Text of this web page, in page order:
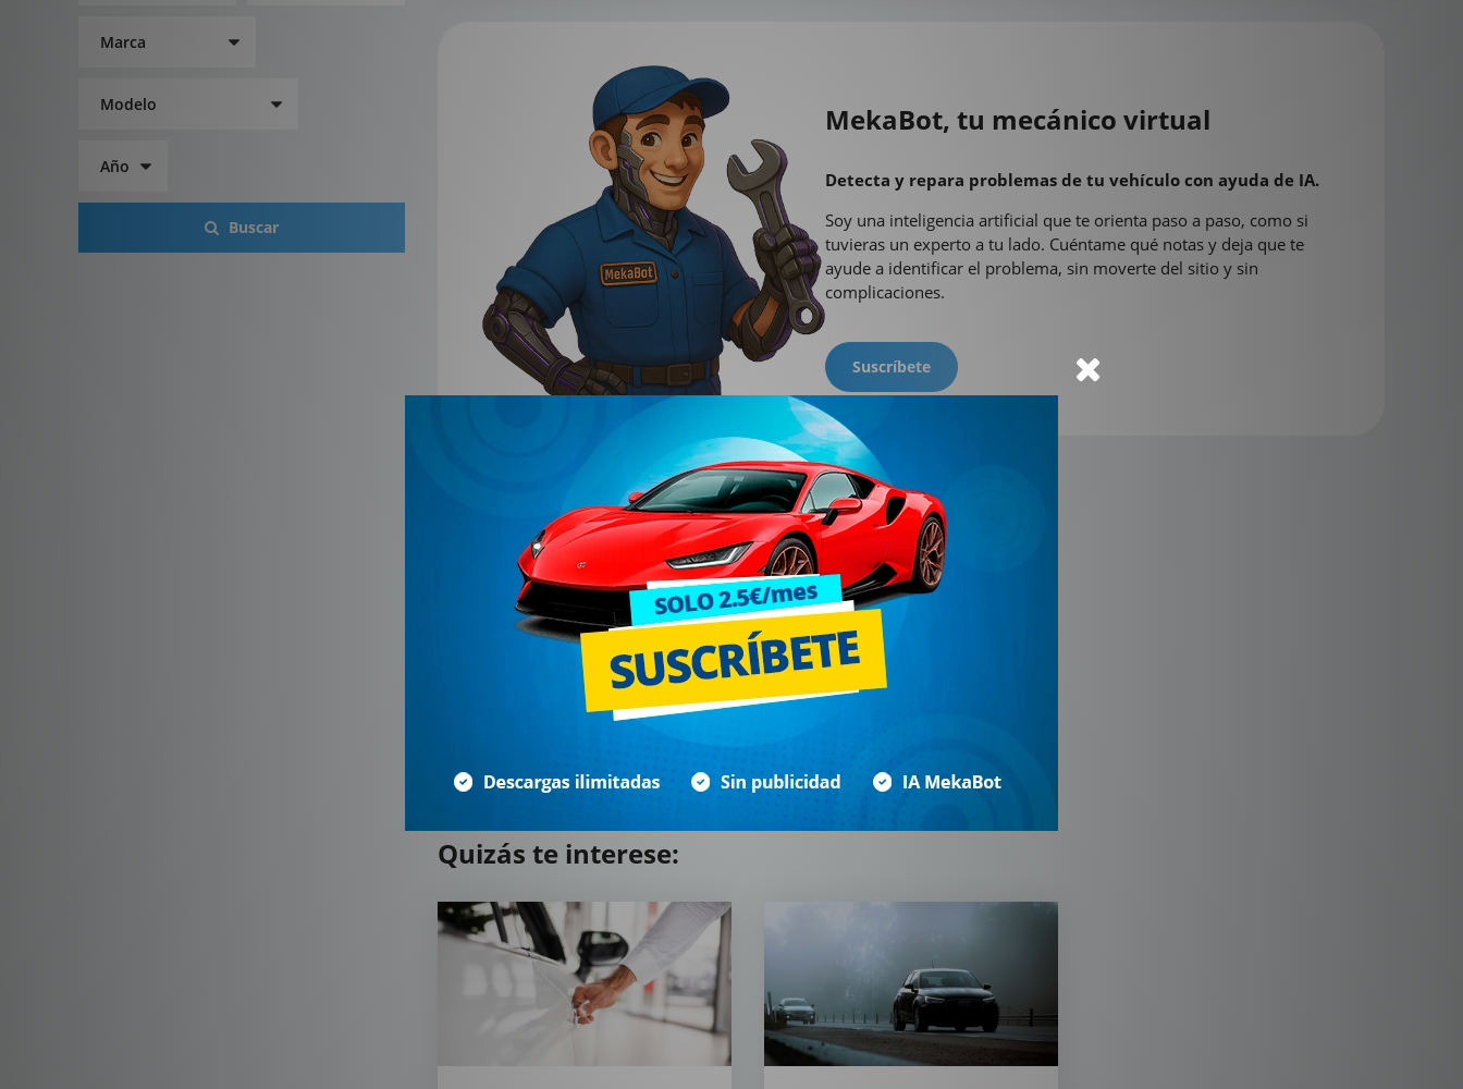
Buscar
MekaBot, tu mecánico virtual
Detecta y repara problemas de tu vehículo con ayuda de IA.
Soy una inteligencia artificial que te orienta paso a paso, como si
tuvieras un experto a tu lado. Cuéntame qué notas y deja que te
ayude a identificar el problema, sin moverte del sitio y sin
complicaciones.
Suscríbete
Quizás te interese: